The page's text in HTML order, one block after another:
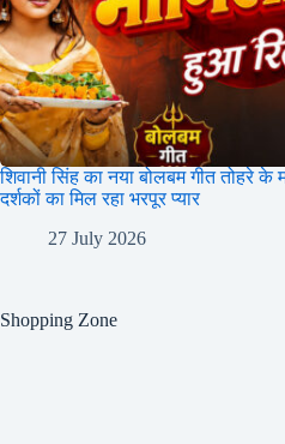
शिवानी सिंह का नया बोलबम गीत तोहरे के
दर्शकों का मिल रहा भरपूर प्यार
27 July 2026
Shopping Zone